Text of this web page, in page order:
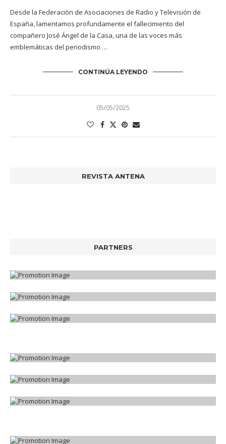
Desde la Federación de Asociaciones de Radio y Televisión de
España, lamentamos profundamente el fallecimiento del
compañero José Ángel de la Casa, una de las voces más
emblemáticas del periodismo …
CONTINÚA LEYENDO
05/05/2025
REVISTA ANTENA
PARTNERS